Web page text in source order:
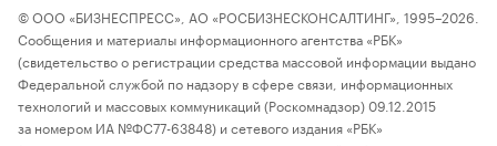
© ООО «БИЗНЕСПРЕСС», АО «РОСБИЗНЕСКОНСАЛТИНГ», 1995–2026.
Сообщения и материалы информационного агентства «РБК»
(свидетельство о регистрации средства массовой информации выдано
Федеральной службой по надзору в сфере связи, информационных
технологий и массовых коммуникаций (Роскомнадзор) 09.12.2015
за номером ИА №ФС77-63848) и сетевого издания «РБК»